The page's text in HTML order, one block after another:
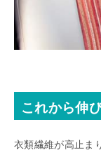
これから伸
衣類繊維が高止ま